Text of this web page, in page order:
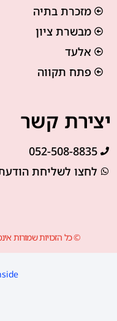
מזכרת בתיה
מבשרת ציון
אלעד
פתח תקווה
יצירת קשר
052-508-8835
לחצו לשליחת
© כל הזכויות שמורות